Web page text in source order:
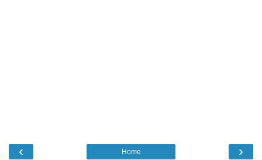
‹ ›
Home